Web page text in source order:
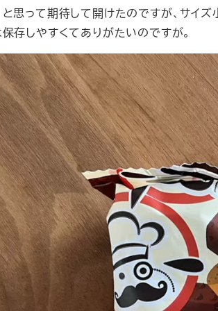
って期待して開けたのですが、サイズ
存しやすくてありがたいのですが。